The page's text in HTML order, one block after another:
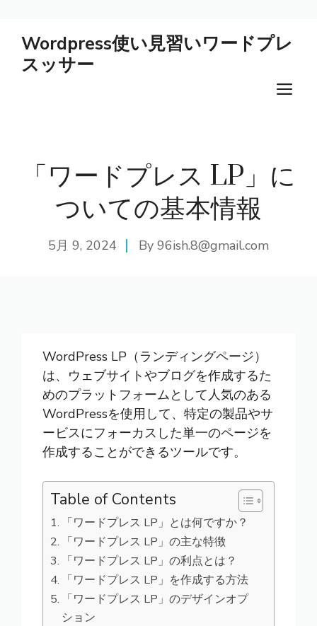
Wordpress使い見習いワードプレ
スッサー
メ
「ワードプレス LP」に
ついての基本情報
5月 9, 2024 By 96ish.8@gmail.com
WordPress LP（ランディングページ）
は、ウェブサイトやブログを作成するた
めのプラットフォームとして人気のある
WordPressを使用して、特定の製品やサ
ービスにフォーカスした単一のページを
作成することができるツールです。
Table of Contents
「ワードプレス LP」とは何ですか？
「ワードプレス LP」の主な特徴
「ワードプレス LP」の利点とは？
「ワードプレス LP」を作成する方法
「ワードプレス LP」のデザインオプ
ション